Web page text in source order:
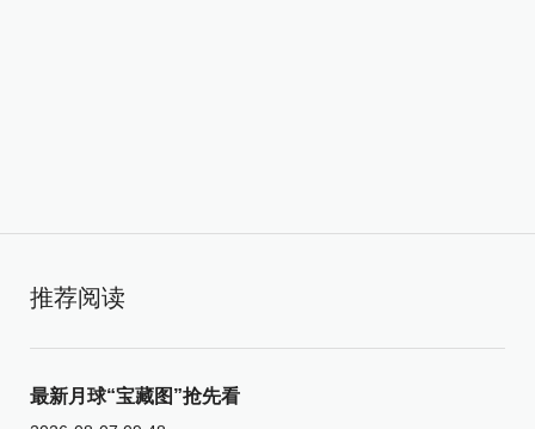
推荐阅读
最新月球“宝藏图”抢先看